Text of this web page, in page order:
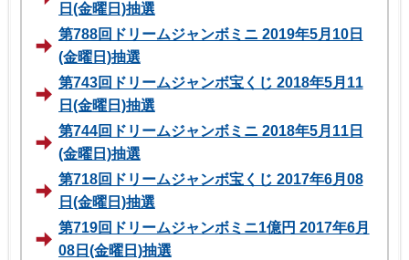
日(金曜日)抽選
第788回ドリームジャンボミニ 2019年5月10日
(金曜日)抽選
第743回ドリームジャンボ宝くじ 2018年5月11
日(金曜日)抽選
第744回ドリームジャンボミニ 2018年5月11日
(金曜日)抽選
第718回ドリームジャンボ宝くじ 2017年6月08
日(金曜日)抽選
第719回ドリームジャンボミニ1億円 2017年6月
08日(金曜日)抽選